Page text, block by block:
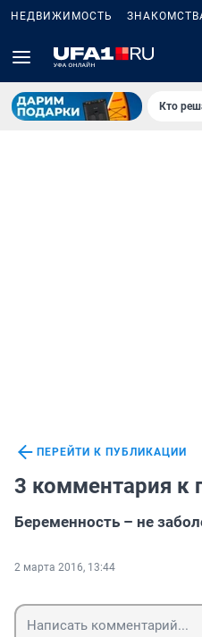
НЕДВИЖИМОСТЬ
Кто
ПЕРЕЙТИ К ПУБЛИКАЦИИ
3 комментария к
Беременность – не
2 марта 2016, 13:44